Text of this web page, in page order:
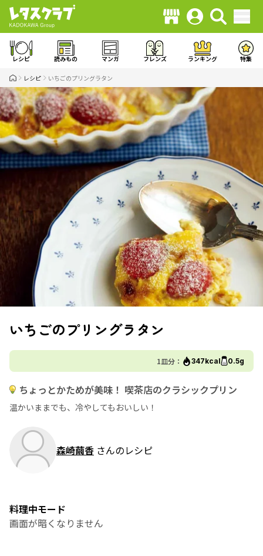
レシピ 読みもの マンガ フレンズ ランキング 特集
レシピ いちごのプリングラタン
いちごのプリングラタン
1皿分： 347kcal 0.5g
ちょっとかためが美味！ 喫茶店のクラシックプリン
温かいままでも、冷やしてもおいしい！
森崎繭香 さんのレシピ
料理中モード
画面が暗くなりません